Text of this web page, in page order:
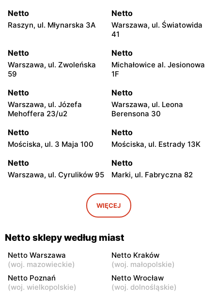
Netto
Raszyn, ul. Młynarska 3A
Netto
Warszawa, ul. Światowida
41
Netto
Warszawa, ul. Zwoleńska
59
Netto
Michałowice al. Jesionowa
1F
Netto
Warszawa, ul. Józefa
Mehoffera 23/u2
Netto
Warszawa, ul. Leona
Berensona 30
Netto
Mościska, ul. 3 Maja 100
Netto
Mościska, ul. Estrady 13K
Netto
Warszawa, ul. Cyrulików 95
Netto
Marki, ul. Fabryczna 82
Warszawa, ul. Wisełki 6
Netto
Warszawa, ul. Mochtyńska
101
Netto
Warszawa, ul. Wał
Miedzeszyński 69
Netto
Netto
Łomianki, ul. Warszawska
Netto
Piaseczno, ul. Puławska 29
WIĘCEJ
Netto sklepy według miast
Netto Warszawa
(woj. mazowieckie)
Netto Kraków
(woj. małopolskie)
Netto Poznań
(woj. wielkopolskie)
Netto Wrocław
(woj. dolnośląskie)